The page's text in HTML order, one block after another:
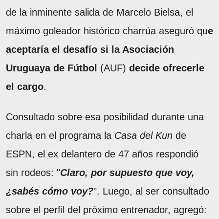
de la inminente salida de Marcelo Bielsa, el
máximo goleador histórico charrúa aseguró que
aceptaría el desafío si la Asociación
Uruguaya de Fútbol (AUF) decide ofrecerle
el cargo.
Consultado sobre esa posibilidad durante una
charla en el programa la Casa del Kun de
ESPN, el ex delantero de 47 años respondió
sin rodeos: "Claro, por supuesto que voy,
¿sabés cómo voy?". Luego, al ser consultado
sobre el perfil del próximo entrenador, agregó: